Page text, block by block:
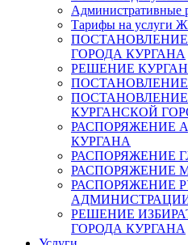
Административные
Тарифы на услуги
ГОРОДА КУРГАНА
РЕШЕНИЕ
ПОСТАНОВЛЕНИЕ
КУРГАНСКОЙ
РАСПОРЯЖЕНИЕ
КУРГАНА
РАСПОРЯЖЕНИЕ
РАСПОРЯЖЕНИЕ
РАСПОРЯЖЕНИЕ
РЕШЕНИЕ
ГОРОДА КУРГАНА